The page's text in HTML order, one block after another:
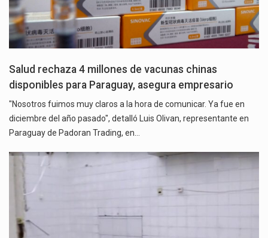
Salud rechaza 4 millones de vacunas chinas
disponibles para Paraguay, asegura empresario
"Nosotros fuimos muy claros a la hora de comunicar. Ya fue en
diciembre del año pasado", detalló Luis Olivan, representante en
Paraguay de Padoran Trading, en…